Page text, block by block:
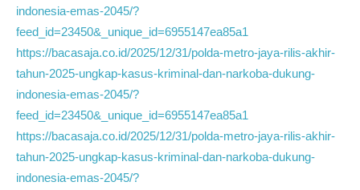
indonesia-emas-2045/?
feed_id=23450&_unique_id=6955147ea85a1
https://bacasaja.co.id/2025/12/31/polda-metro-jaya-rilis-akhir-
tahun-2025-ungkap-kasus-kriminal-dan-narkoba-dukung-
indonesia-emas-2045/?
feed_id=23450&_unique_id=6955147ea85a1
https://bacasaja.co.id/2025/12/31/polda-metro-jaya-rilis-akhir-
tahun-2025-ungkap-kasus-kriminal-dan-narkoba-dukung-
indonesia-emas-2045/?